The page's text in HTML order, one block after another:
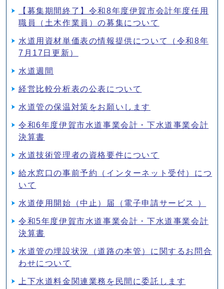
【募集期間終了】令和8年度伊賀市会計年度任用
職員（土木作業員）の募集について
水道用資材単価表の情報提供について（令和8年
7月17日更新）
水道週間
経営比較分析表の公表について
水道管の保温対策をお願いします
令和6年度伊賀市水道事業会計・下水道事業会計
決算書
水道技術管理者の資格要件について
給水窓口の事前予約（インターネット受付）につ
いて
水道使用開始（中止）届（電子申請サービス ）
令和5年度伊賀市水道事業会計・下水道事業会計
決算書
水道管の埋設状況（道路の本管）に関するお問合
わせについて
上下水道料金関連業務を民間に委託します